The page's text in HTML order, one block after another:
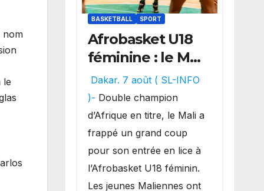
nom
le
BASKETBALL SPORT
Afrobasket U18
féminine : le Mali
réalise un
véritable festival
offensif et
inflige une
lourde défaite
au Bénin.
Dakar. 7 août ( SL-INFO
)- Double champion
d’Afrique en titre, le Mali a
frappé un grand coup
pour son entrée en lice à
l’Afrobasket U18 féminin.
Les jeunes Maliennes ont